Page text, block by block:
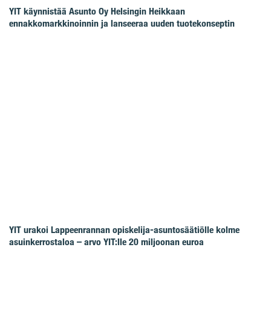
YIT käynnistää Asunto Oy Helsingin Heikkaan
ennakkomarkkinoinnin ja lanseeraa uuden tuotekonseptin
YIT urakoi Lappeenrannan opiskelija-asuntosäätiölle kolme
asuinkerrostaloa – arvo YIT:lle 20 miljoonan euroa